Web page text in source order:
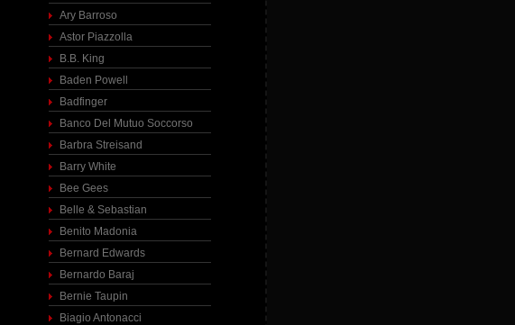
Ary Barroso
Astor Piazzolla
B.B. King
Baden Powell
Badfinger
Banco Del Mutuo Soccorso
Barbra Streisand
Barry White
Bee Gees
Belle & Sebastian
Benito Madonia
Bernard Edwards
Bernardo Baraj
Bernie Taupin
Biagio Antonacci